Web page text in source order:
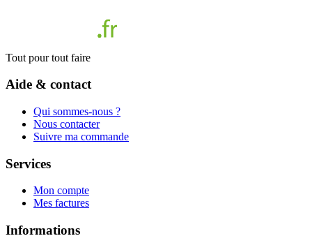
Tout pour tout faire
Aide & contact
Qui sommes-nous ?
Nous contacter
Suivre ma commande
Services
Mon compte
Mes factures
Informations